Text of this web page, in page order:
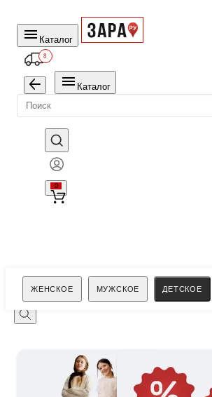
Каталог
8
Каталог
0
ЖЕНСКОЕ МУЖСКОЕ ДЕТСКОЕ
Поиск